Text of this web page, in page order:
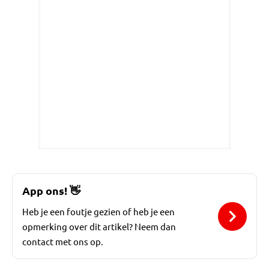
App ons!👋
Heb je een foutje gezien of heb je een
opmerking over dit artikel? Neem dan
contact met ons op.